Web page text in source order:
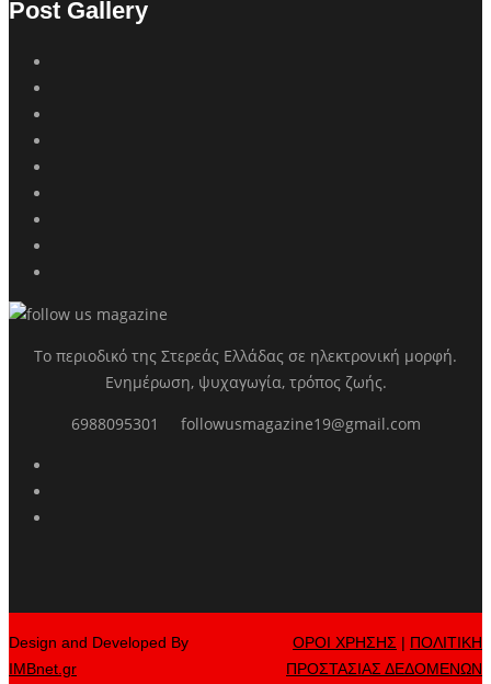
Post Gallery
Το περιοδικό της Στερεάς Ελλάδας σε ηλεκτρονική μορφή.
Ενημέρωση, ψυχαγωγία, τρόπος ζωής.
6988095301 followusmagazine19@gmail.com
Design and Developed By
IMBnet.gr
ΟΡΟΙ ΧΡΗΣΗΣ | ΠΟΛΙΤΙΚΗ
ΠΡΟΣΤΑΣΙΑΣ ΔΕΔΟΜΕΝΩΝ